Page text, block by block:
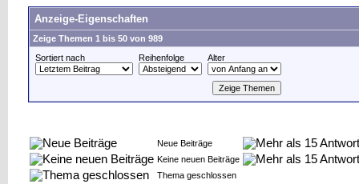
Anzeige-Eigenschaften
Zeige Themen 1 bis 50 von 989
Sortiert nach
Reihenfolge Alter
Neue Beiträge
Keine neuen Beiträge
Thema geschlossen